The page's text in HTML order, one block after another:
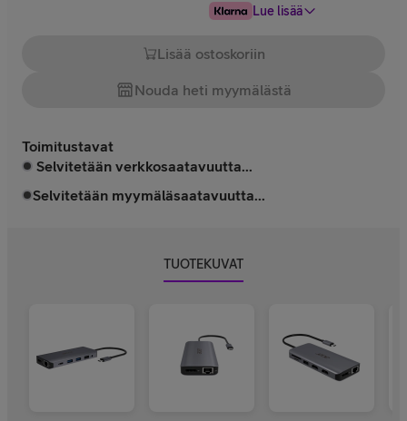
Lue lisää
Lisää ostoskoriin
Nouda heti myymälästä
Toimitustavat
Selvitetään verkkosaatavuutta...
Selvitetään myymäläsaatavuutta...
TUOTEKUVAT